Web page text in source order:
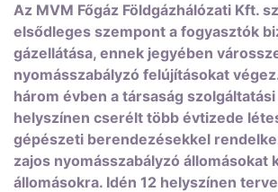
Az MVM Főgáz Földgázhálózati Kft.
elsődleges szempont a fogyasztók
gázellátása, ennek jegyében
nyomásszabályzó felújításokat
három évben a társaság
helyszínen cserélt több évtizede
gépészeti berendezésekkel
zajos nyomásszabályzó állomásokat
állomásokra. Idén 12 helyszínen